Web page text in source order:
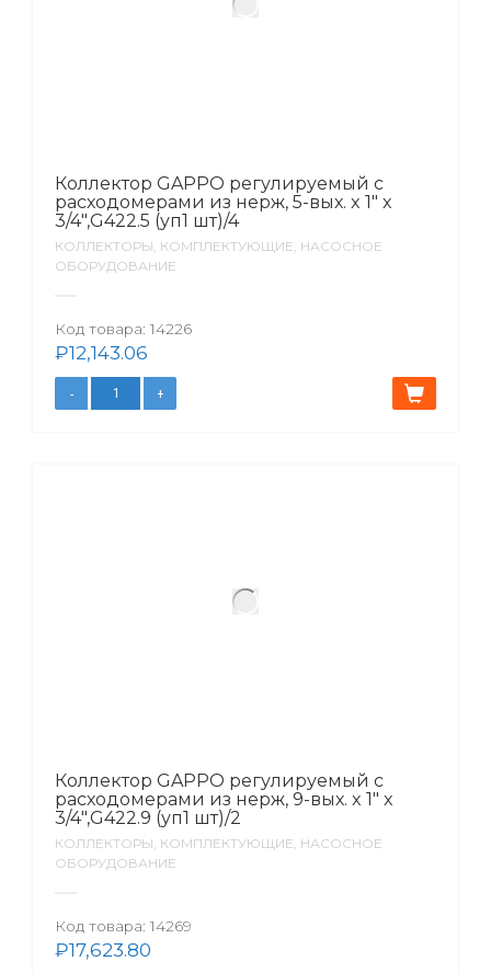
Коллектор GAPPO регулируемый с
расходомерами из нерж, 5-вых. x 1″ x
3/4″,G422.5 (уп1 шт)/4
КОЛЛЕКТОРЫ, КОМПЛЕКТУЮЩИЕ, НАСОСНОЕ
ОБОРУДОВАНИЕ
Код товара: 14226
₽12,143.06
Коллектор GAPPO регулируемый с
расходомерами из нерж, 9-вых. x 1″ x
3/4″,G422.9 (уп1 шт)/2
КОЛЛЕКТОРЫ, КОМПЛЕКТУЮЩИЕ, НАСОСНОЕ
ОБОРУДОВАНИЕ
Код товара: 14269
₽17,623.80